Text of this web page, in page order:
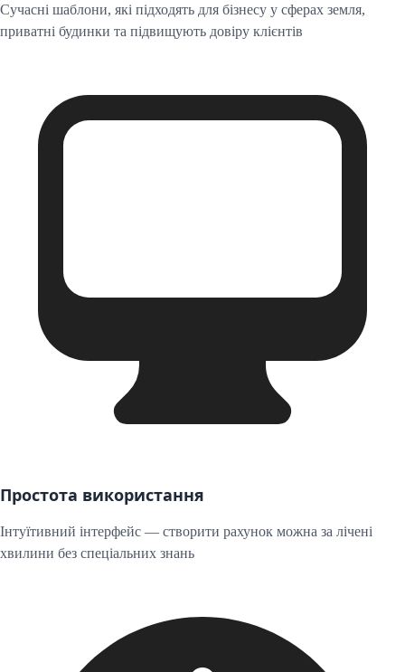
Сучасні шаблони, які підходять для бізнесу у сферах земля,
приватні будинки та підвищують довіру клієнтів
Простота використання
Інтуїтивний інтерфейс — створити рахунок можна за лічені
хвилини без спеціальних знань